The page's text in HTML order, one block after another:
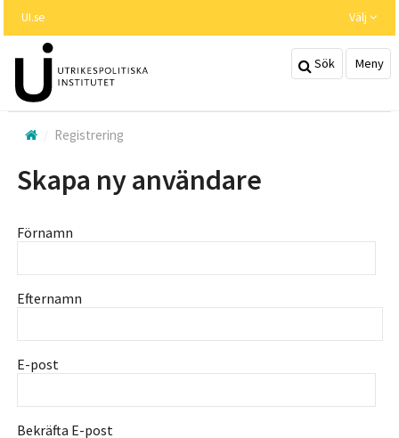
huvudinnehållet
UI.se Välj
Sök Meny
Registrering
Skapa ny användare
Förnamn
Efternamn
E-post
Bekräfta E-post